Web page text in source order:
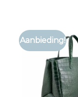
Aanbieding!